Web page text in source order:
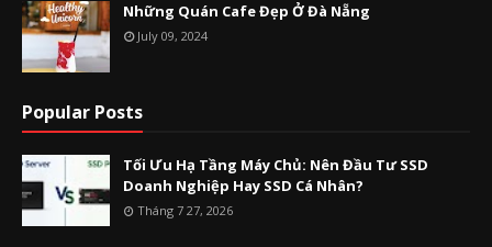
Những Quán Cafe Đẹp Ở Đà Nẵng
July 09, 2024
Popular Posts
Tối Ưu Hạ Tầng Máy Chủ: Nên Đầu Tư SSD
Doanh Nghiệp Hay SSD Cá Nhân?
Tháng 7 27, 2026